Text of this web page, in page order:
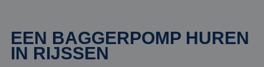
EEN BAGGERPOMP HUREN
IN RIJSSEN